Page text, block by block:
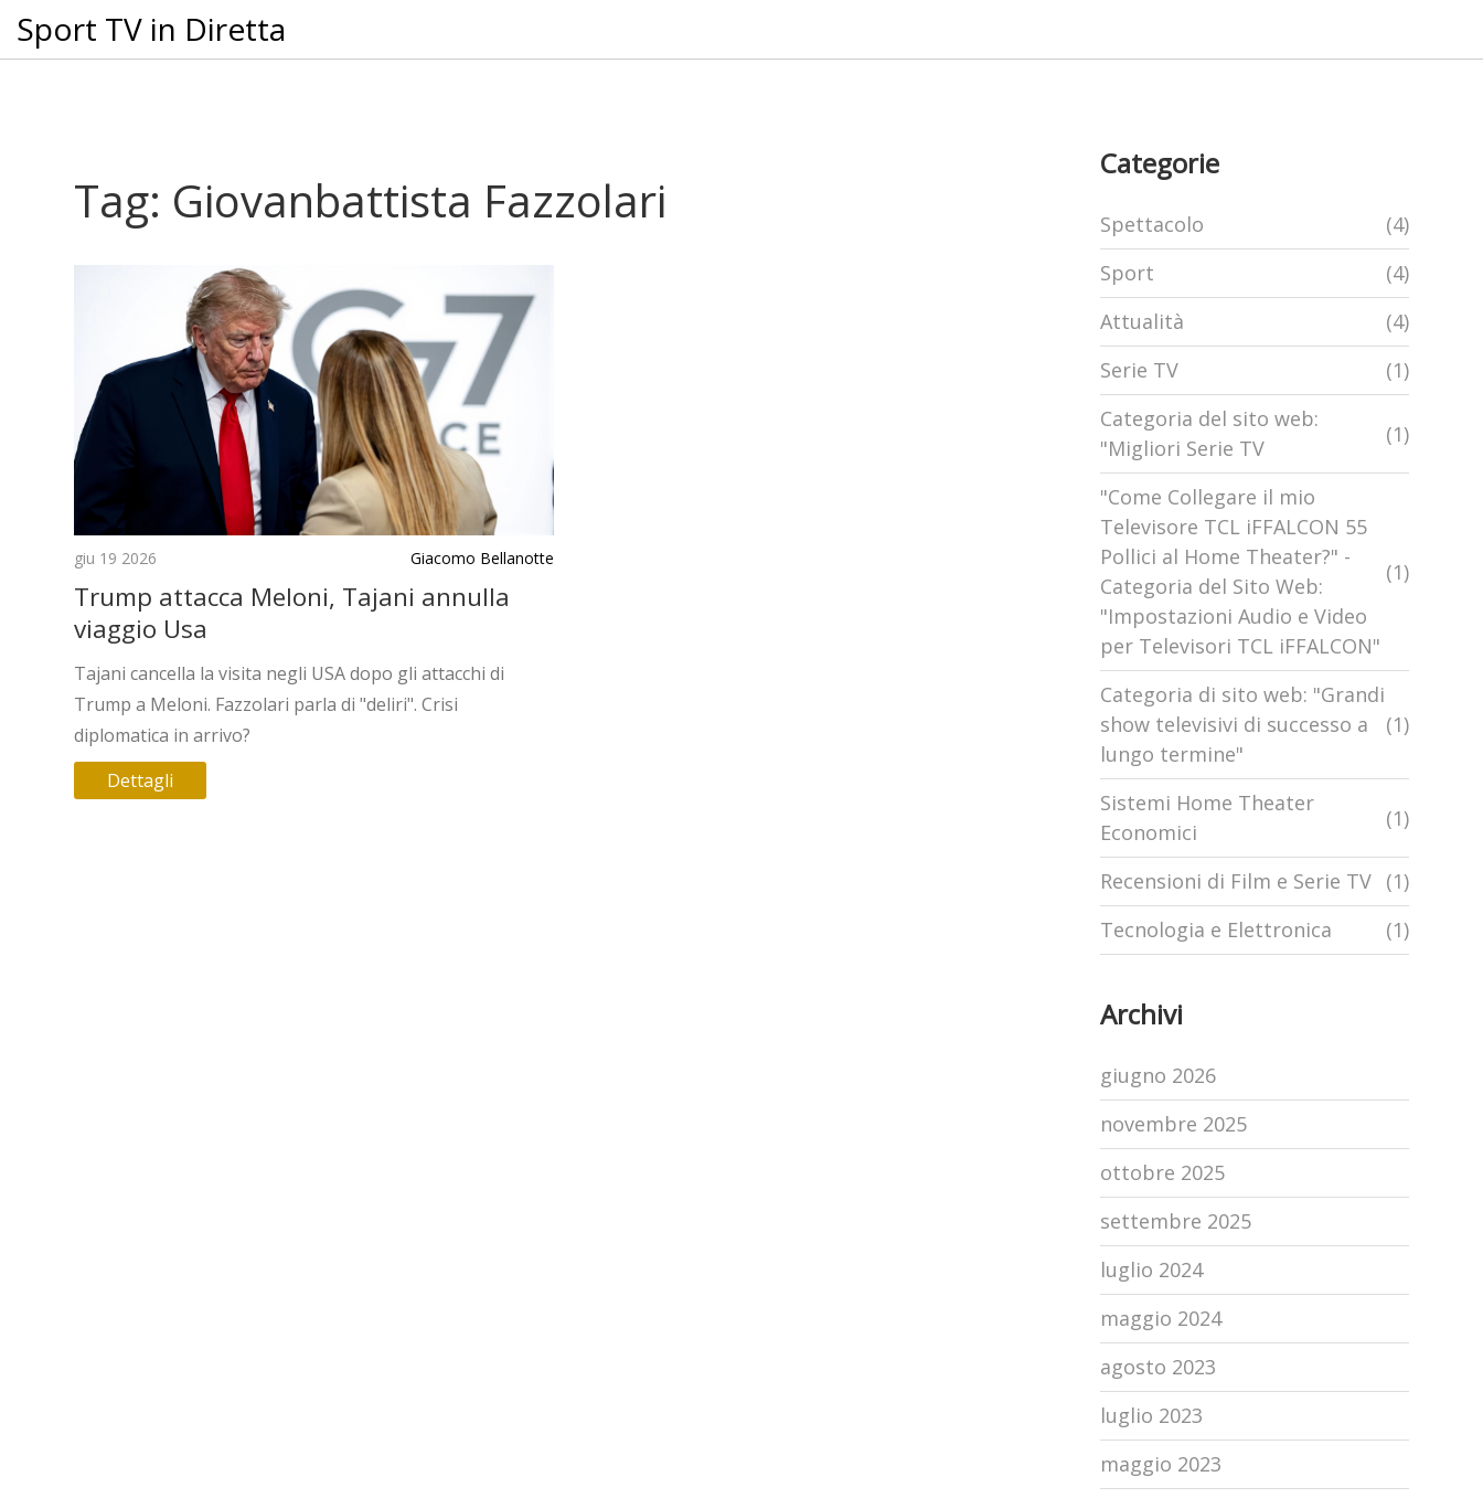
Sport TV in Diretta
Tag: Giovanbattista Fazzolari
giu 19 2026 Giacomo Bellanotte
Trump attacca Meloni, Tajani annulla
viaggio Usa
Tajani cancella la visita negli USA dopo gli attacchi di
Trump a Meloni. Fazzolari parla di "deliri". Crisi
diplomatica in arrivo?
Dettagli
Categorie
Spettacolo
(4)
Sport
(4)
Attualità
(4)
Serie TV
(1)
Categoria del sito web:
"Migliori Serie TV
(1)
"Come Collegare il mio
Televisore TCL iFFALCON 55
Pollici al Home Theater?" -
Categoria del Sito Web:
"Impostazioni Audio e Video
per Televisori TCL iFFALCON"
(1)
Categoria di sito web: "Grandi
show televisivi di successo a
lungo termine"
(1)
Sistemi Home Theater
Economici
(1)
Recensioni di Film e Serie TV (1)
Tecnologia e Elettronica
(1)
Archivi
giugno 2026
novembre 2025
ottobre 2025
settembre 2025
luglio 2024
maggio 2024
agosto 2023
luglio 2023
maggio 2023